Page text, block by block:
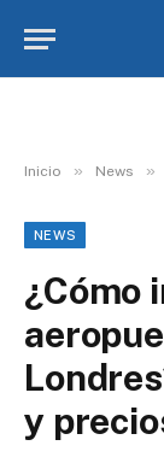
Inicio » News »
NEWS
¿Cómo
y